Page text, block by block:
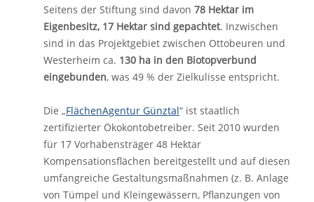
Seitens der Stiftung sind davon 78 Hektar im
Eigenbesitz, 17 Hektar sind gepachtet. Inzwischen
sind in das Projektgebiet zwischen Ottobeuren und
Westerheim ca. 130 ha in den Biotopverbund
eingebunden, was 49 % der Zielkulisse entspricht.
Die „FlächenAgentur Günztal“ ist staatlich
zertifizierter Ökokontobetreiber. Seit 2010 wurden
für 17 Vorhabensträger 48 Hektar
Kompensationsflächen bereitgestellt und auf diesen
umfangreiche Gestaltungsmaßnahmen (z. B. Anlage
von Tümpel und Kleingewässern, Pflanzungen von